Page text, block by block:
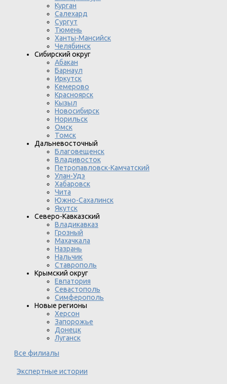
Курган
Салехард
Сургут
Тюмень
Ханты-Мансийск
Челябинск
Сибирский округ
Абакан
Барнаул
Иркутск
Кемерово
Красноярск
Кызыл
Новосибирск
Норильск
Омск
Томск
Дальневосточный
Благовещенск
Владивосток
Петропавловск-Камчатский
Улан-Удэ
Хабаровск
Чита
Южно-Сахалинск
Якутск
Северо-Кавказский
Владикавказ
Грозный
Махачкала
Назрань
Нальчик
Ставрополь
Крымский округ
Евпатория
Севастополь
Симферополь
Новые регионы
Херсон
Запорожье
Донецк
Луганск
Все филиалы
Экспертные истории